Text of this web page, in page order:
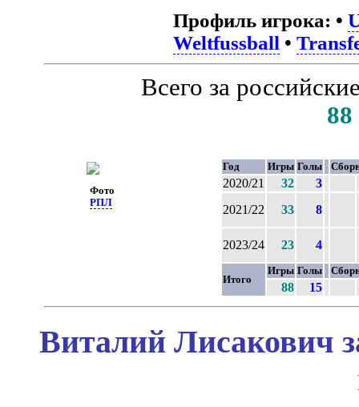
Профиль игрока: •
Weltfussball •
Фото
РПЛ
Всего за
88
Год Игры Голы
2020/21 32
3
2021/22
33 8
2023/24 23 4
Итого
Игры Голы
88 15
Виталий Лисакович